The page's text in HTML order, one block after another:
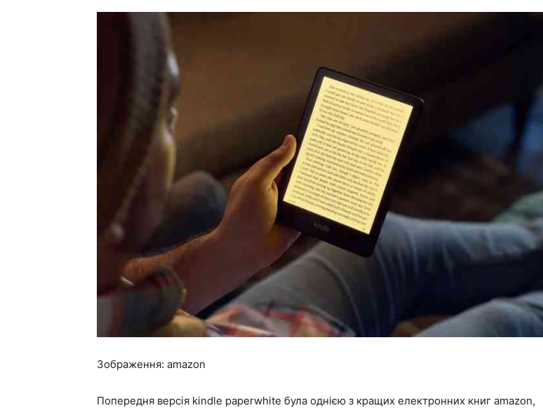
Зображення: amazon
Попередня версія kindle paperwhite була однією з кращих електронних книг amazon,